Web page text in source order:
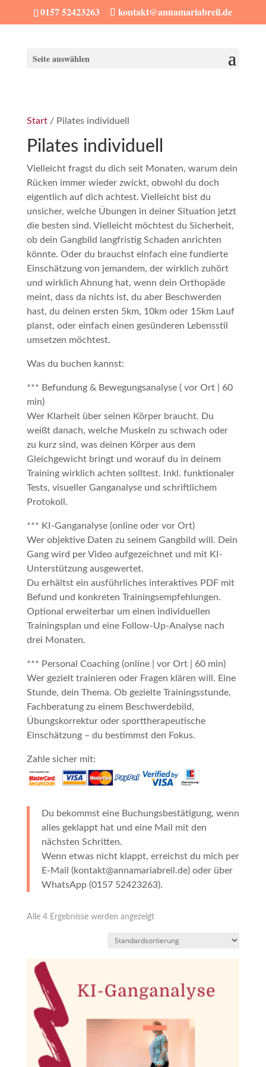
0157 52423263 kontakt@annamariabreil.de
Seite auswählen
Start/ Pilates individuell
Pilates individuell
Vielleicht fragst du dich seit Monaten, warum dein
Rücken immer wieder zwickt, obwohl du doch
eigentlich auf dich achtest. Vielleicht bist du
unsicher, welche Übungen in deiner Situation jetzt
die besten sind. Vielleicht möchtest du Sicherheit,
ob dein Gangbild langfristig Schaden anrichten
könnte. Oder du brauchst einfach eine fundierte
Einschätzung von jemandem, der wirklich zuhört
und wirklich Ahnung hat, wenn dein Orthopäde
meint, dass da nichts ist, du aber Beschwerden
hast, du deinen ersten 5km, 10km oder 15km Lauf
planst, oder einfach einen gesünderen Lebensstil
umsetzen möchtest.
Was du buchen kannst:
*** Befundung & Bewegungsanalyse ( vor Ort | 60
min)
Wer Klarheit über seinen Körper braucht. Du
weißt danach, welche Muskeln zu schwach oder
zu kurz sind, was deinen Körper aus dem
Gleichgewicht bringt und worauf du in deinem
Training wirklich achten solltest. Inkl. funktionaler
Tests, visueller Ganganalyse und schriftlichem
Protokoll.
*** KI-Ganganalyse (online oder vor Ort)
Wer objektive Daten zu seinem Gangbild will. Dein
Gang wird per Video aufgezeichnet und mit KI-
Unterstützung ausgewertet.
Du erhältst ein ausführliches interaktives PDF mit
Befund und konkreten Trainingsempfehlungen.
Optional erweiterbar um einen individuellen
Trainingsplan und eine Follow-Up-Analyse nach
drei Monaten.
*** Personal Coaching (online | vor Ort | 60 min)
Wer gezielt trainieren oder Fragen klären will. Eine
Stunde, dein Thema. Ob gezielte Trainingsstunde,
Fachberatung zu einem Beschwerdebild,
Übungskorrektur oder sporttherapeutische
Einschätzung – du bestimmst den Fokus.
Zahle sicher mit:
Du bekommst eine Buchungsbestätigung, wenn
alles geklappt hat und eine Mail mit den
nächsten Schritten.
Wenn etwas nicht klappt, erreichst du mich per
E-Mail (kontakt@annamariabreil.de) oder über
WhatsApp (0157 52423263).
Alle 4 Ergebnisse werden angezeigt